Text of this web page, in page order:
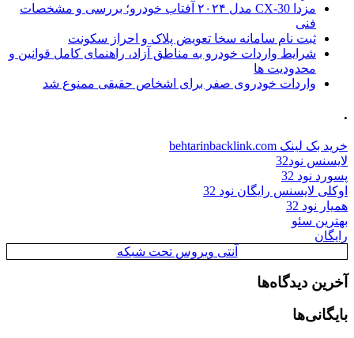
مزدا CX-30 مدل ۲۰۲۴ آفتاب خودرو؛ بررسی و مشخصات
فنی
ثبت نام سامانه سخا تعویض پلاک و احراز سکونت
شرایط واردات خودرو به مناطق آزاد، راهنمای کامل قوانین و
محدودیت ها
واردات خودروی صفر برای اشخاص حقیقی ممنوع شد
.
خرید بک لینک behtarinbacklink.com
لایسنس نود32
پسورد نود 32
اوکلی لایسنس رایگان نود 32
همیار نود 32
بهترین سئو
رایگان
آنتی ویروس تحت شبکه
آخرین دیدگاه‌ها
بایگانی‌ها